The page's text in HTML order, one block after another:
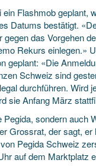
Flashmob geplant,
Datums bestätigt.
gegen das Vorgehen
Rekurs einlegen.»
geplant: «Die
Schweiz sind
durchführen. Wird
sie Anfang März
Pegida, sondern auch
Grossrat, der sagt, er
Pegida Schweiz
auf dem Marktplatz